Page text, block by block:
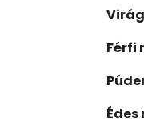
Férfi